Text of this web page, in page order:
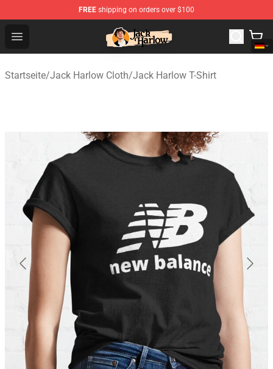
FREE shipping on orders over $100
Open menu
Jack Harlow Shop - Official Jack Harlow Merchandise
Startseite/Jack Harlow Cloth/Jack Harlow T-Shirt